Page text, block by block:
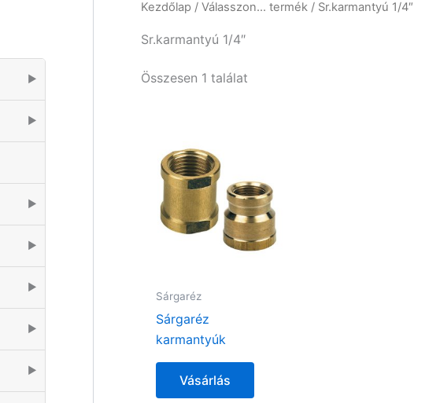
▶
▶
▶
▶
▶
▶
▶
Kezdőlap / Válasszon... termék / Sr.karmantyú 1/4″
Sr.karmantyú 1/4″
Összesen 1 találat
Sárgaréz
Sárgaréz
karmantyúk
Vásárlás